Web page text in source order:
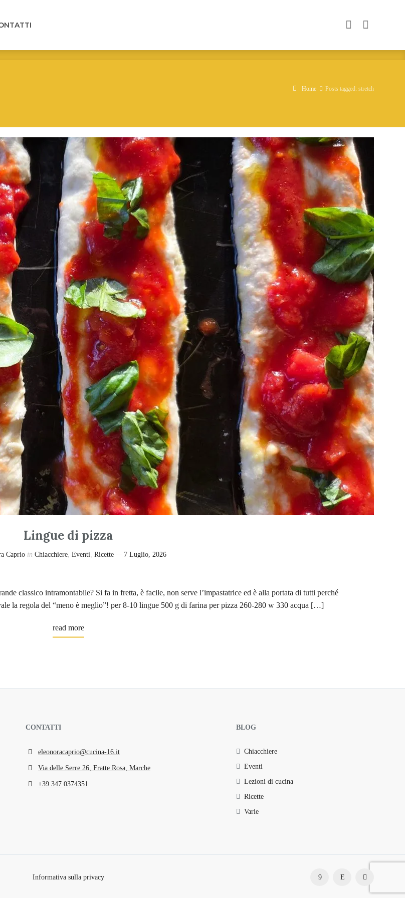
Home Posts tagged: stretch
Lingue di pizza
Caprio in Chiacchiere, Eventi, Ricette 7 Luglio, 2026
classico intramontabile? Si fa in fretta, è facile, non serve l’impastatrice ed è alla portata di tutti perché
la regola del “meno è meglio”! per 8-10 lingue 500 g di farina per pizza 260-280 w 330 acqua […]
read more
CONTATTI
eleonoracaprio@cucina-16.it
Via delle Serre 26, Fratte Rosa, Marche
+39 347 0374351
BLOG
Chiacchiere
Eventi
Lezioni di cucina
Ricette
Varie
Informativa sulla privacy